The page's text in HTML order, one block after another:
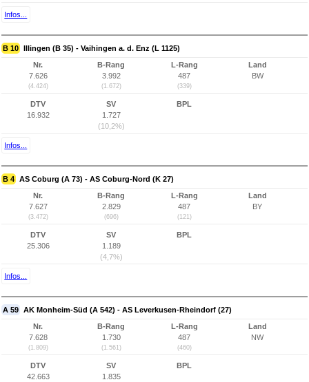
Infos...
B 10 Illingen (B 35) - Vaihingen a. d. Enz (L 1125)
Nr.
7.626
(4.424)
B-Rang
3.992
(1.672)
L-Rang
487
(339)
Land
BW
DTV
16.932
SV
1.727
(10,2%)
BPL
Infos...
B 4 AS Coburg (A 73) - AS Coburg-Nord (K 27)
Nr.
7.627
(3.472)
B-Rang
2.829
(696)
L-Rang
487
(121)
Land
BY
DTV
25.306
SV
1.189
(4,7%)
BPL
Infos...
A 59 AK Monheim-Süd (A 542) - AS Leverkusen-Rheindorf (27)
Nr.
7.628
(1.809)
B-Rang
1.730
(1.561)
L-Rang
487
(460)
Land
NW
DTV
42.663
SV
1.835
BPL